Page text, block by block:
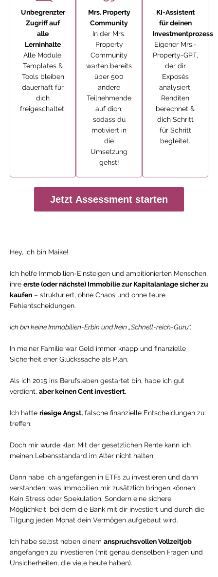
Unbegrenzter
Zugriff auf
alle
Lerninhalte
Alle Module,
Templates &
Tools bleiben
dauerhaft für
dich
freigeschaltet.
Mrs. Property
Community
In der Mrs.
Property
Community
warten bereits
über 500
andere
Teilnehmende
auf dich,
sodass du
motiviert in
die
Umsetzung
gehst!
KI-Assistent
für deinen
Investmentprozess
Eigener Mrs.-
Property-GPT,
der dir
Exposés
analysiert,
Renditen
berechnet &
dich Schritt
für Schritt
begleitet.
Jetzt Assessment starten
Hey, ich bin Maike!
Ich helfe Immobilien-Einsteigen und ambitionierten Menschen,
ihre erste (oder nächste) Immobilie zur Kapitalanlage sicher zu
kaufen – strukturiert, ohne Chaos und ohne teure
Fehlentscheidungen.
Ich bin keine Immobilien-Erbin und kein „Schnell-reich-Guru“.
In meiner Familie war Geld immer knapp und finanzielle
Sicherheit eher Glückssache als Plan.
Als ich 2015 ins Berufsleben gestartet bin, habe ich gut
verdient, aber keinen Cent investiert.
Ich hatte riesige Angst, falsche finanzielle Entscheidungen zu
treffen.
Doch mir wurde klar: Mit der gesetzlichen Rente kann ich
meinen Lebensstandard im Alter nicht halten.
Dann habe ich angefangen in ETFs zu investieren und dann
verstanden, was Immobilien mir zusätzlich bringen können:
Kein Stress oder Spekulation. Sondern eine sichere
Möglichkeit, bei dem die Bank mit dir investiert und durch die
Tilgung jeden Monat dein Vermögen aufgebaut wird.
Ich habe selbst neben einem anspruchsvollen Vollzeitjob
angefangen zu investieren (mit genau denselben Fragen und
Unsicherheiten, die viele heute haben).